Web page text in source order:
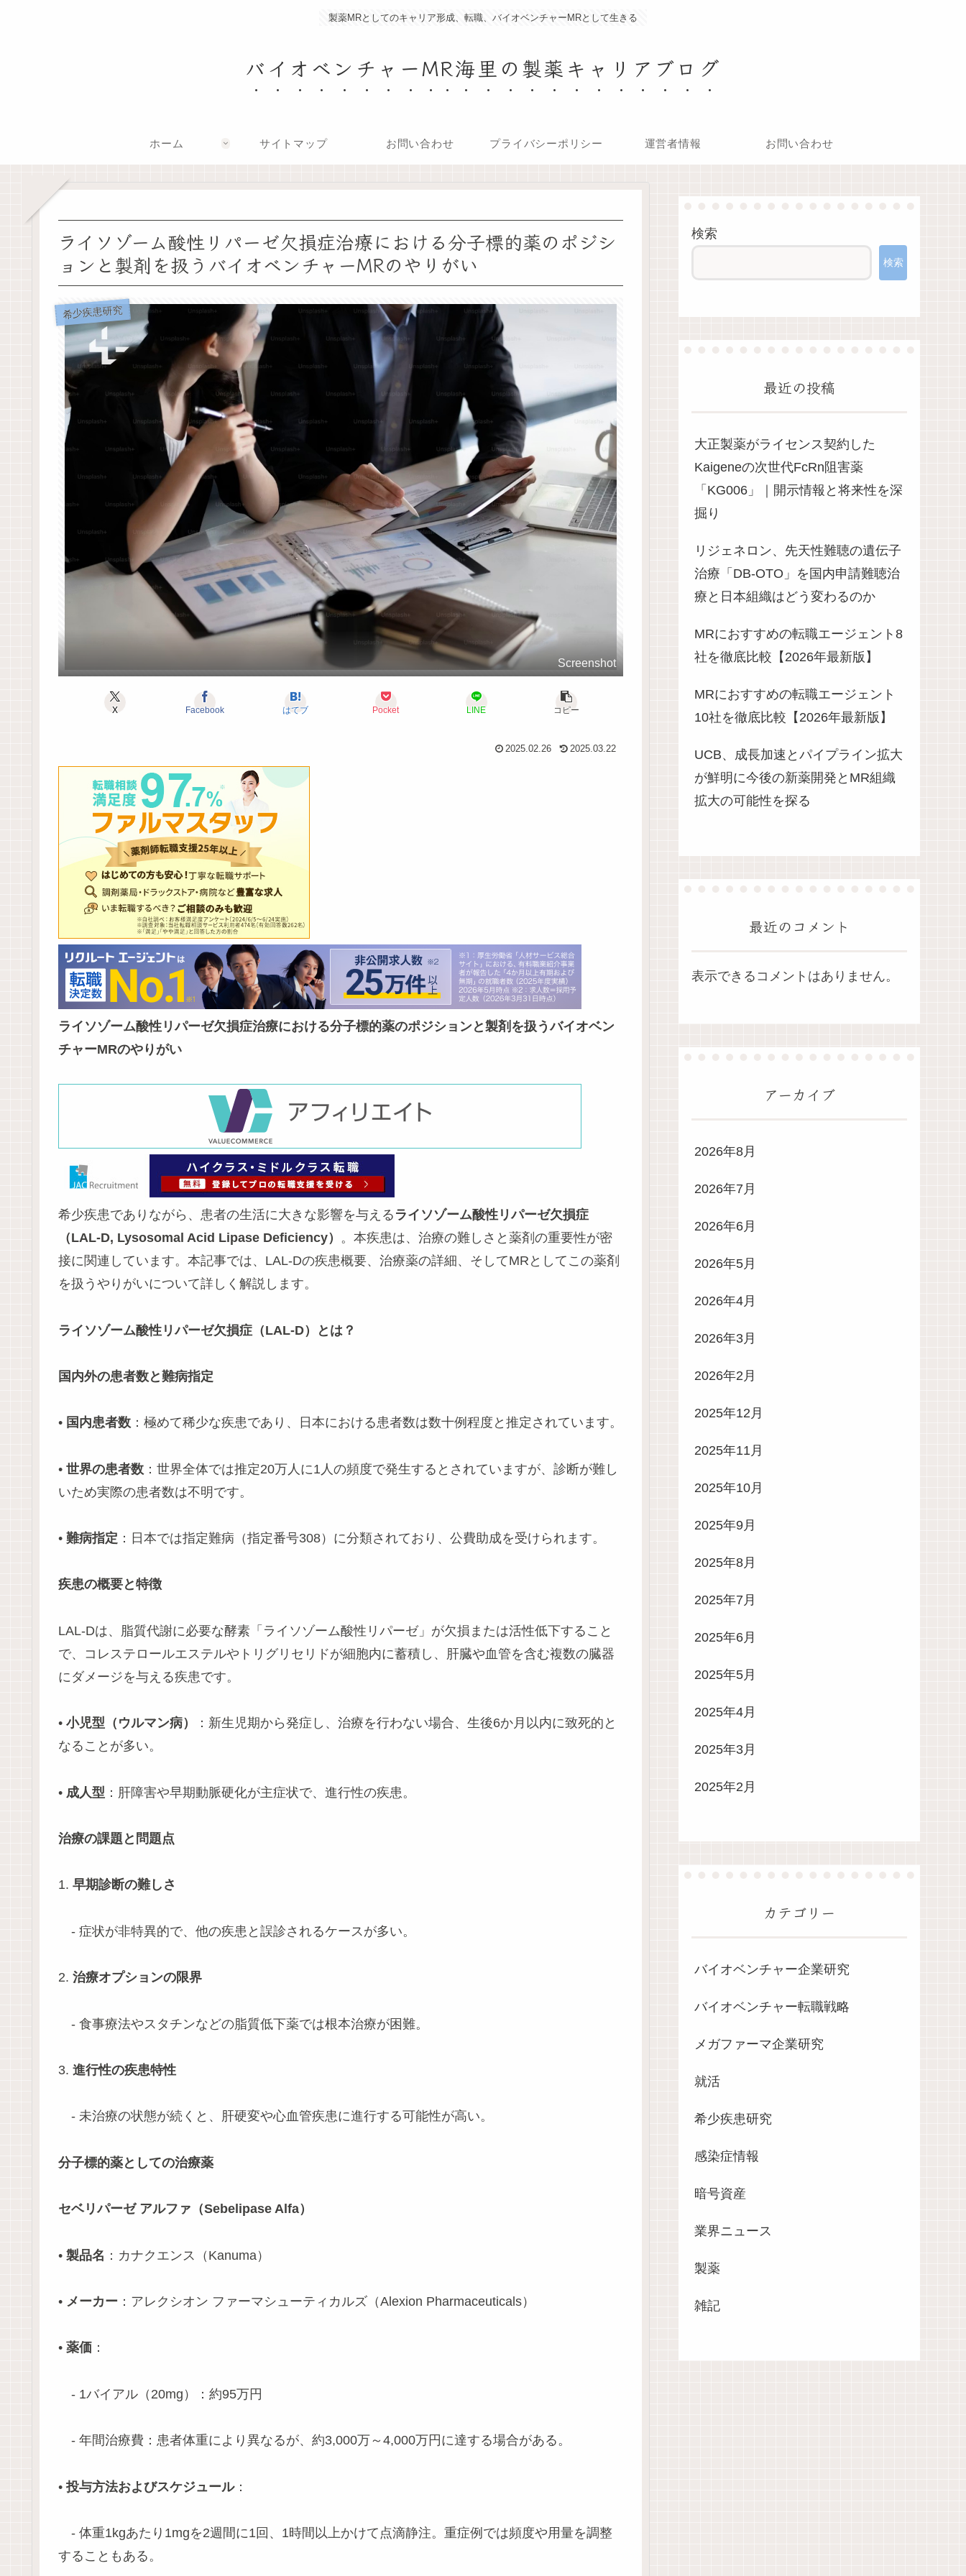
製薬MRとしてのキャリア形成、転職、バイオベンチャーMRとして生きる
バイオベンチャーMR海里の製薬キャリアブログ
ホーム サイトマップ お問い合わせ プライバシーポリシー 運営者情報 お問い合わせ
ライソゾーム酸性リパーゼ欠損症治療における分子標的薬のポジシ
ョンと製剤を扱うバイオベンチャーMRのやりがい
希少疾患研究
Screenshot
X Facebook はてブ Pocket LINE コピー
2025.02.26 2025.03.22
ライソゾーム酸性リパーゼ欠損症治療における分子標的薬のポジションと製剤を扱うバイオベン
チャーMRのやりがい
希少疾患でありながら、患者の生活に大きな影響を与える ライソゾーム酸性リパーゼ欠損症
（LAL-D, Lysosomal Acid Lipase Deficiency） 。本疾患は、治療の難しさと薬剤の重要性が密
接に関連しています。本記事では、LAL-Dの疾患概要、治療薬の詳細、そしてMRとしてこの薬剤
を扱うやりがいについて詳しく解説します。
ライソゾーム酸性リパーゼ欠損症（LAL-D）とは？
国内外の患者数と難病指定
• 国内患者数 ：極めて稀少な疾患であり、日本における患者数は数十例程度と推定されています。
• 世界の患者数 ：世界全体では推定20万人に1人の頻度で発生するとされていますが、診断が難し
いため実際の患者数は不明です。
• 難病指定 ：日本では指定難病（指定番号308）に分類されており、公費助成を受けられます。
疾患の概要と特徴
LAL-Dは、脂質代謝に必要な酵素「ライソゾーム酸性リパーゼ」が欠損または活性低下すること
で、コレステロールエステルやトリグリセリドが細胞内に蓄積し、肝臓や血管を含む複数の臓器
にダメージを与える疾患です。
• 小児型（ウルマン病）
：新生児期から発症し、治療を行わない場合、生後6か月以内に致死的と
なることが多い。
• 成人型 ：肝障害や早期動脈硬化が主症状で、進行性の疾患。
治療の課題と問題点
1. 早期診断の難しさ
- 症状が非特異的で、他の疾患と誤診されるケースが多い。
2. 治療オプションの限界
- 食事療法やスタチンなどの脂質低下薬では根本治療が困難。
3. 進行性の疾患特性
- 未治療の状態が続くと、肝硬変や心血管疾患に進行する可能性が高い。
分子標的薬としての治療薬
セベリパーゼ アルファ（Sebelipase Alfa）
• 製品名 ：カナクエンス（Kanuma）
• メーカー ：アレクシオン ファーマシューティカルズ（Alexion Pharmaceuticals）
• 薬価 ：
- 1バイアル（20mg）：約95万円
- 年間治療費：患者体重により異なるが、約3,000万～4,000万円に達する場合がある。
• 投与方法およびスケジュール：
- 体重1kgあたり1mgを2週間に1回、1時間以上かけて点滴静注。重症例では頻度や用量を調整
することもある。
検索
検索
最近の投稿
大正製薬がライセンス契約した
Kaigeneの次世代FcRn阻害薬
「KG006」｜開示情報と将来性を深
掘り
リジェネロン、先天性難聴の遺伝子
治療「DB-OTO」を国内申請難聴治
療と日本組織はどう変わるのか
MRにおすすめの転職エージェント8
社を徹底比較【2026年最新版】
MRにおすすめの転職エージェント
10社を徹底比較【2026年最新版】
UCB、成長加速とパイプライン拡大
が鮮明に今後の新薬開発とMR組織
拡大の可能性を探る
最近のコメント
表示できるコメントはありません。
アーカイブ
2026年8月
2026年7月
2026年6月
2026年5月
2026年4月
2026年3月
2026年2月
2025年12月
2025年11月
2025年10月
2025年9月
2025年8月
2025年7月
2025年6月
2025年5月
2025年4月
2025年3月
2025年2月
カテゴリー
バイオベンチャー企業研究
バイオベンチャー転職戦略
メガファーマ企業研究
就活
希少疾患研究
感染症情報
暗号資産
業界ニュース
製薬
雑記